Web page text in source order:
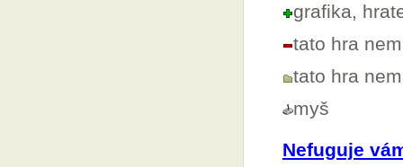
grafika,
tato hra
tato hra
myš
Nefuguje